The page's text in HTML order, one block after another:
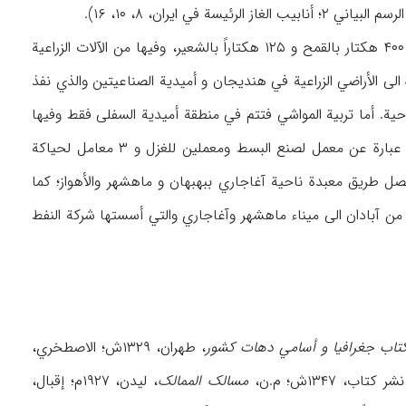
۲؛ أنابیب الغاز الرئیسة في ایران، ۸، ۱۰، ۱۶).
ویزرع من ۸۴۹ هکتاراً من الأراضي الصالحة للزراعة الدیمیة والواقعة کلها في قریة أمیدیة السفلی ۴۰۰ هکتار بالقمح و ۱۲۵ هکتاراً بالشعیر، وفیها من الآلات الزراعیة
الأراضي الزراعیة في هندیجان و أمیدیة الصناعیتین والذي نفذ
أما تربیة المواشي فتتم في منطقة أمیدیة السفلی فقط وفیها
حوالي: ۳۳۱ رأساً من البقر و العجول و ۱۸۰۰ خروفاً و نعجة و ۱۰۰۹ من الماعر. وصناعاتها الیدویة عبارة عن معمل لصنع البسط ومعملین للغزل و ۳ معامل لحیاکة
۷۲؛ الفریق الجغرافي لمکتب الدراسات، ۲۳). تصل طریق معبدة ناحیة آغاجاري ببهبهان و ماهشهر والأهواز؛ کما
آبادان الی میناء ماهشهر وآغاجاري والتي أسستها شرکة النفط
جغرافیا و أسامي دهات کشور
، طهران، ۱۳۲۹ش؛ الاصطخري،
م.ن،
مسالک الممالک
، لیدن، ۱۹۲۷م؛ إقبال،